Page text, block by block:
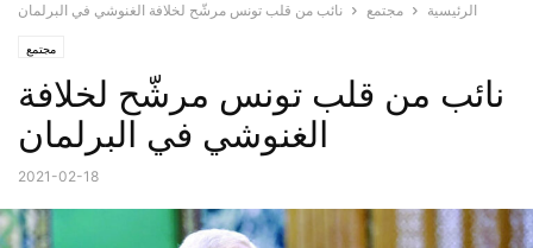
الرئيسية مجتمع نائب من قلب تونس مرشّح لخلافة الغنوشي في البرلمان
مجتمع
نائب من قلب تونس مرشّح لخلافة
الغنوشي في البرلمان
2021-02-18